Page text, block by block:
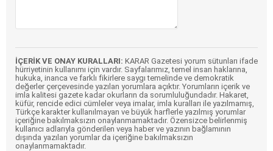
İÇERİK VE ONAY KURALLARI: KARAR Gazetesi yorum sütunları ifade
hürriyetinin kullanımı için vardır. Sayfalarımız, temel insan haklarına,
hukuka, inanca ve farklı fikirlere saygı temelinde ve demokratik
değerler çerçevesinde yazılan yorumlara açıktır. Yorumların içerik ve
imla kalitesi gazete kadar okurların da sorumluluğundadır. Hakaret,
küfür, rencide edici cümleler veya imalar, imla kuralları ile yazılmamış,
Türkçe karakter kullanılmayan ve büyük harflerle yazılmış yorumlar
içeriğine bakılmaksızın onaylanmamaktadır. Özensizce belirlenmiş
kullanıcı adlarıyla gönderilen veya haber ve yazının bağlamının
dışında yazılan yorumlar da içeriğine bakılmaksızın
onaylanmamaktadır.